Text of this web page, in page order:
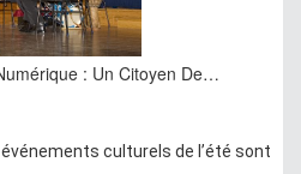
: Un Citoyen De…
culturels de l’été sont